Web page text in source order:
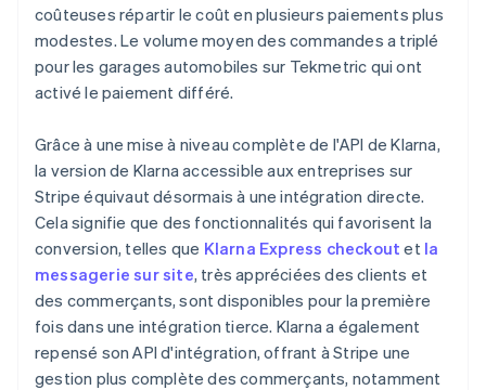
coûteuses répartir le coût en plusieurs paiements plus
modestes. Le volume moyen des commandes a triplé
pour les garages automobiles sur Tekmetric qui ont
activé le paiement différé.
Grâce à une mise à niveau complète de l'API de Klarna,
la version de Klarna accessible aux entreprises sur
Stripe équivaut désormais à une intégration directe.
Cela signifie que des fonctionnalités qui favorisent la
conversion, telles que Klarna Express checkout et la
messagerie sur site, très appréciées des clients et
des commerçants, sont disponibles pour la première
fois dans une intégration tierce. Klarna a également
repensé son API d'intégration, offrant à Stripe une
gestion plus complète des commerçants, notamment